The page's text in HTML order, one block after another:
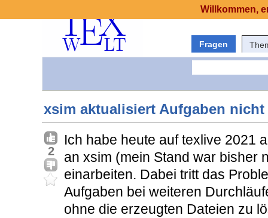
Fragen
xsim aktualisiert Aufgaben nicht
2
Ich habe heute auf texlive 2021
an xsim (mein Stand war bisher
einarbeiten. Dabei tritt das
Aufgaben bei weiteren
ohne die erzeugten Dateien zu
Willkommen,